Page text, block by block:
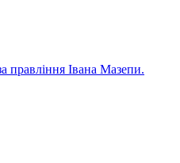
правління Івана Мазепи.